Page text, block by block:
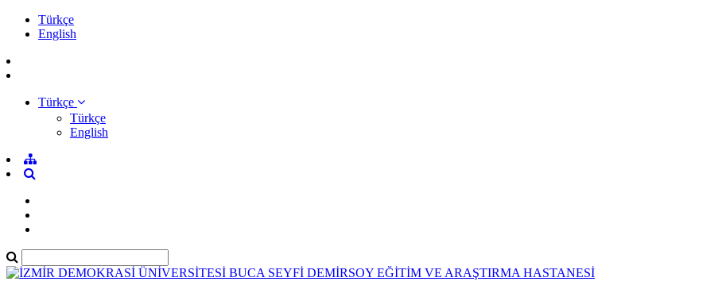
Türkçe
English
Türkçe
Türkçe
English